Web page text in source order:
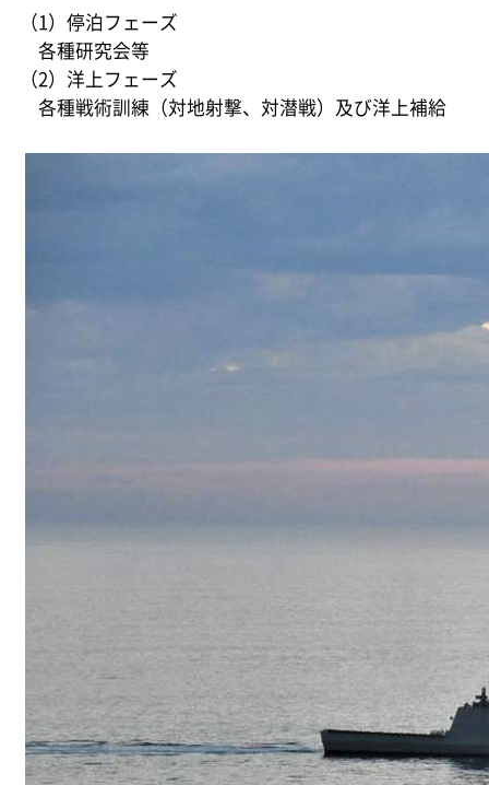
（1）停泊フェーズ
各種研究会等
（2）洋上フェーズ
各種戦術訓練（対地射撃、対潜戦）及び洋上補給